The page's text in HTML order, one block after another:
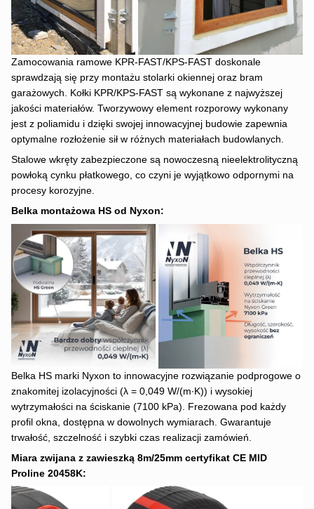
Zamocowania ramowe KPR-FAST/KPS-FAST doskonale
sprawdzają się przy montażu stolarki okiennej oraz bram
garażowych. Kołki KPR/KPS-FAST są wykonane z najwyższej
jakości materiałów. Tworzywowy element rozporowy wykonany
jest z poliamidu i dzięki swojej innowacyjnej budowie zapewnia
optymalne rozłożenie sił w różnych materiałach budowlanych.
Stalowe wkręty zabezpieczone są nowoczesną nieelektrolityczną
powłoką cynku płatkowego, co czyni je wyjątkowo odpornymi na
procesy korozyjne.
Belka montażowa HS od Nyxon:
Belka HS marki Nyxon to innowacyjne rozwiązanie podprogowe o
znakomitej izolacyjności (λ = 0,049 W/(m∙K)) i wysokiej
wytrzymałości na ściskanie (7100 kPa). Frezowana pod każdy
profil okna, dostępna w dowolnych wymiarach. Gwarantuje
trwałość, szczelność i szybki czas realizacji zamówień.
Miara zwijana z zawieszką 8m/25mm certyfikat CE MID
Proline 20458K: